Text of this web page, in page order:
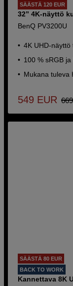
SÄÄSTÄ 120 EUR
32” 4K-näyttö
BenQ PV3200U
4K UHD-
100 % sRGB
Mukana tuleva
549 EUR 669
SÄÄSTÄ 80 EUR
BACK TO WORK
Kannettava 8K